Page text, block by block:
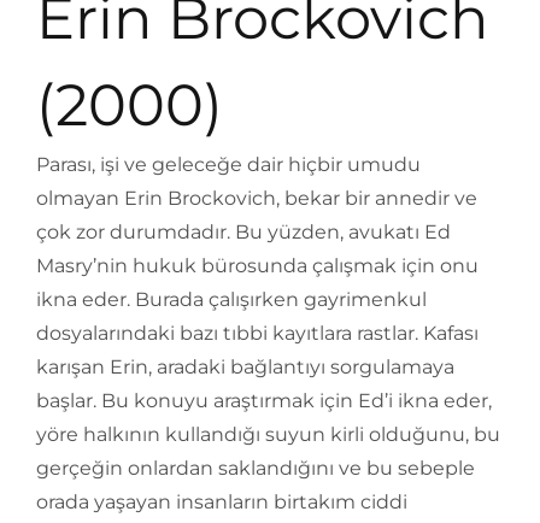
Erin Brockovich
(2000)
Parası, işi ve geleceğe dair hiçbir umudu
olmayan Erin Brockovich, bekar bir annedir ve
çok zor durumdadır. Bu yüzden, avukatı Ed
Masry’nin hukuk bürosunda çalışmak için onu
ikna eder. Burada çalışırken gayrimenkul
dosyalarındaki bazı tıbbi kayıtlara rastlar. Kafası
karışan Erin, aradaki bağlantıyı sorgulamaya
başlar. Bu konuyu araştırmak için Ed’i ikna eder,
yöre halkının kullandığı suyun kirli olduğunu, bu
gerçeğin onlardan saklandığını ve bu sebeple
orada yaşayan insanların birtakım ciddi